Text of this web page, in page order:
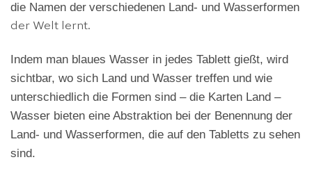
die Namen der verschiedenen Land- und Wasserformen
der Welt lernt.
Indem man blaues Wasser in jedes Tablett gießt, wird
sichtbar, wo sich Land und Wasser treffen und wie
unterschiedlich die Formen sind – die Karten Land –
Wasser bieten eine Abstraktion bei der Benennung der
Land- und Wasserformen, die auf den Tabletts zu sehen
sind.